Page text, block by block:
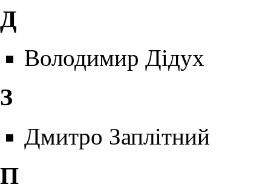
Д
Володимир Дідух
З
Дмитро Заплітний
П